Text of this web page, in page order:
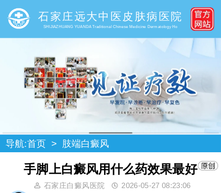
石家庄远大中医皮肤病医院
SHIJIAZHUANG YUANDA Traditional Chinese Medicine Dermatology Ho
导航:首页 > 肢端白癜风
手脚上白癜风用什么药效果最好
石家庄白癜风医院 2026-05-27 08:23:06